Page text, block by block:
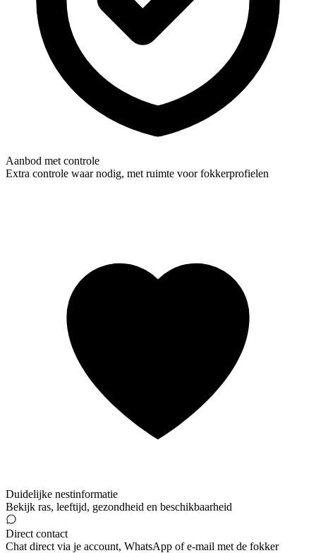
Aanbod met controle
Extra controle waar nodig, met ruimte voor fokkerprofielen
Duidelijke nestinformatie
Bekijk ras, leeftijd, gezondheid en beschikbaarheid
Direct contact
Chat direct via je account, WhatsApp of e-mail met de fokker